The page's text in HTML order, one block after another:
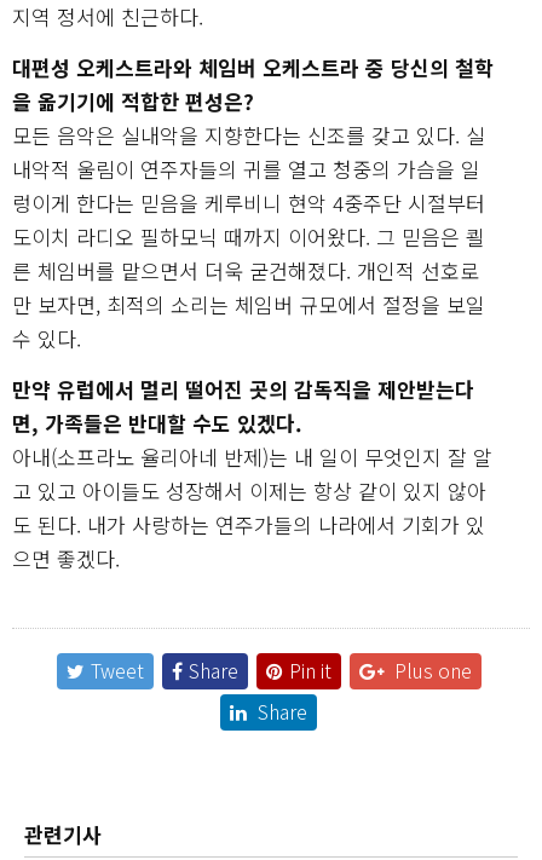
지역 정서에 친근하다.
대편성 오케스트라와 체임버 오케스트라 중 당신의 철학
을 옮기기에 적합한 편성은?
모든 음악은 실내악을 지향한다는 신조를 갖고 있다. 실
내악적 울림이 연주자들의 귀를 열고 청중의 가슴을 일
렁이게 한다는 믿음을 케루비니 현악 4중주단 시절부터
도이치 라디오 필하모닉 때까지 이어왔다. 그 믿음은 쾰
른 체임버를 맡으면서 더욱 굳건해졌다. 개인적 선호로
만 보자면, 최적의 소리는 체임버 규모에서 절정을 보일
수 있다.
만약 유럽에서 멀리 떨어진 곳의 감독직을 제안받는다
면, 가족들은 반대할 수도 있겠다.
아내(소프라노 율리아네 반제)는 내 일이 무엇인지 잘 알
고 있고 아이들도 성장해서 이제는 항상 같이 있지 않아
도 된다. 내가 사랑하는 연주가들의 나라에서 기회가 있
으면 좋겠다.
Tweet Share Pin it
Plus one
Share
관련기사